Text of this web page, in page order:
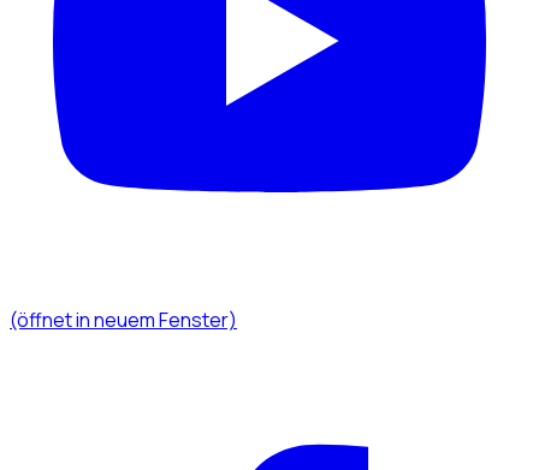
(öffnet in neuem Fenster)